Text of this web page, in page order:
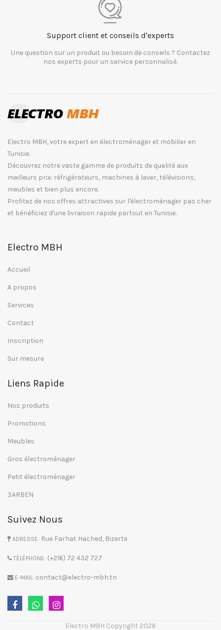
Support client et conseils d'experts
Une question sur un produit ou besoin de conseils ? Contactez
nos experts pour un service personnalisé.
Electro MBH, votre expert en électroménager et mobilier en
Tunisie.
Découvrez notre vaste gamme de produits de qualité aux
meilleurs prix: réfrigérateurs, machines à laver, télévisions,
meubles et bien plus encore.
Profitez de nos offres attractives sur l'électroménager pas cher
et bénéficiez d'une livraison rapide partout en Tunisie.
Electro MBH
Accueil
A propos
Services
Contact
Inscription
Sur mesure
Liens Rapide
Nos produits
Promotions
Meubles
Gros électroménager
Petit électroménager
3ARBEN
Suivez Nous
ADRESSE: Rue Farhat Hached, Bizerte
TÉLÉPHONE: (+216) 72 432 727
E-MAIL: contact@electro-mbh.tn
Electro MBH Copyright 2026